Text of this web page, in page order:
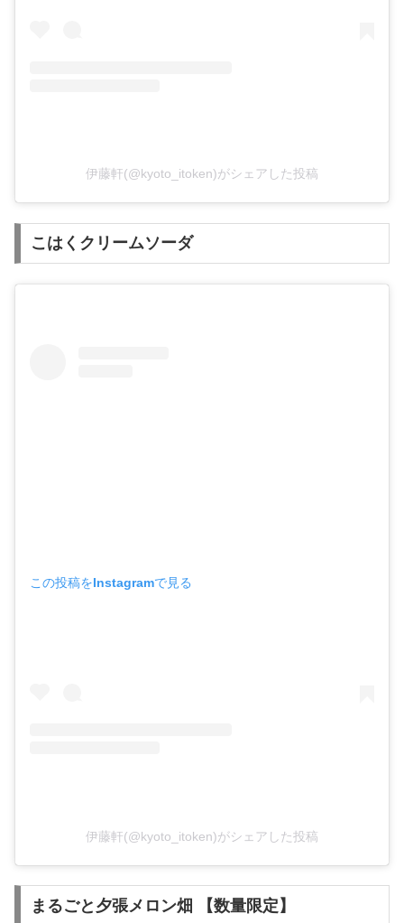
伊藤軒(@kyoto_itoken)がシェアした投稿
こはくクリームソーダ
この投稿をInstagramで見る
伊藤軒(@kyoto_itoken)がシェアした投稿
まるごと夕張メロン畑 【数量限定】